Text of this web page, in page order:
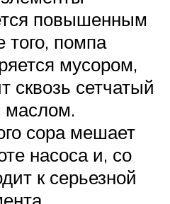
повышенным
того, помпа
мусором,
сквозь сетчатый
маслом.
сора мешает
насоса и, со
к серьезной